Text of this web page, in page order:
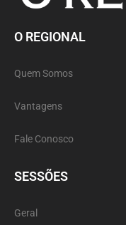
O REGIONAL
Quem Somos
Vantagens
Fale Conosco
SESSÕES
Geral